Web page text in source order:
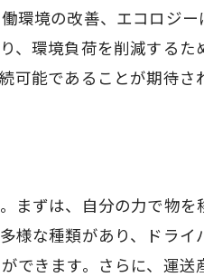
環境の改善、エコロジ
、環境負荷を削減する
可能であることが期待さ
まずは、自分の力で物
様な種類があり、ドラ
できます。さらに、運